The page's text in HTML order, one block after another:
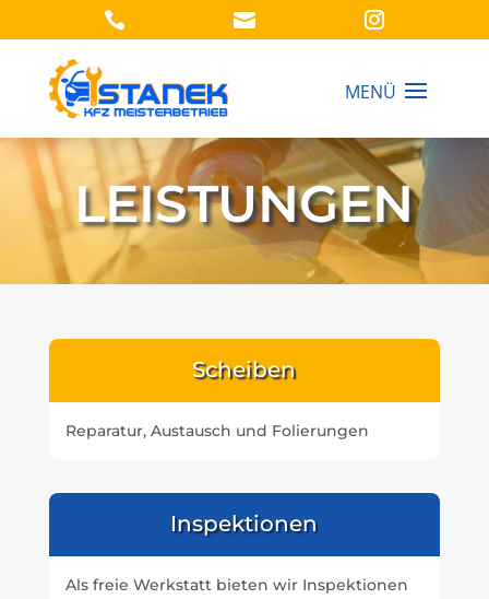
 
LEISTUNGEN
Scheiben
Reparatur, Austausch und Folierungen
Inspektionen
Als freie Werkstatt bieten wir Inspektionen